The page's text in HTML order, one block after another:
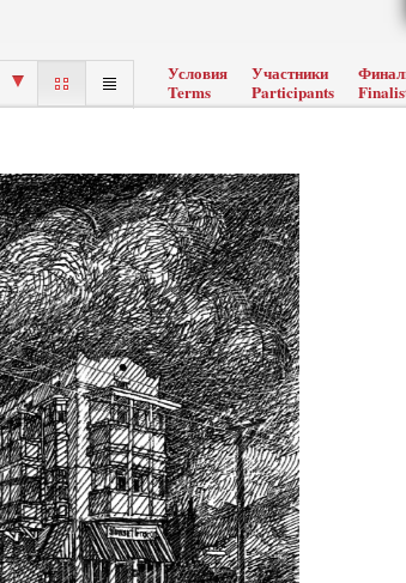
Условия
Terms
Участники
Participants